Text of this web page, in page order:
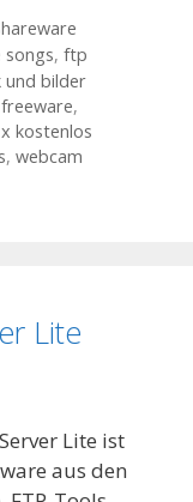
songs, ftp
und bilder
,
kostenlos
, webcam
Lite
Lite ist
aus den